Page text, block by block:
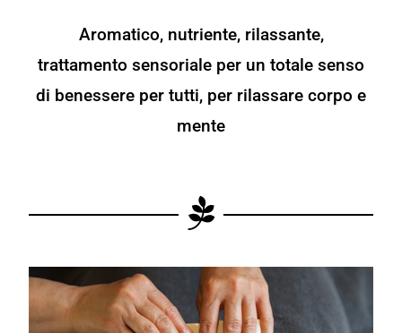
Aromatico, nutriente, rilassante,
trattamento sensoriale per un totale senso
di benessere per tutti, per rilassare corpo e
mente